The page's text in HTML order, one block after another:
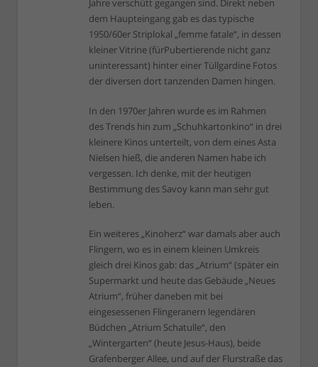
Jahre verschütt gegangen sind. Direkt neben
dem Haupteingang gab es das typische
1950/60er Striplokal „femme fatale“, in dessen
kleiner Vitrine (fürPubertierende nicht ganz
uninteressant) hinter einer Tüllgardine Fotos
der diversen dort tanzenden Damen hingen.
In den 1970er Jahren wurde es im Rahmen
des Trends hin zum „Schuhkartonkino“ in drei
kleinere Kinos unterteilt, von dem eines Asta
Nielsen hieß, die anderen Namen habe ich
vergessen. Ich denke, mit der heutigen
Bestimmung des Savoy kann man sehr gut
leben.
Ein weiteres „Kinoherz“ war damals aber auch
Flingern, wo es in einem kleinen Umkreis
gleich drei Kinos gab: das „Atrium“ (später ein
Supermarkt und heute das Gebäude „Neues
Atrium“, früher daneben mit bei
eingesessenen Flingeranern legendären
Büdchen „Atrium Schatulle“, den
„Wintergarten“ (heute Jesus-Haus), beide
Grafenberger Allee, und auf der Flurstraße das